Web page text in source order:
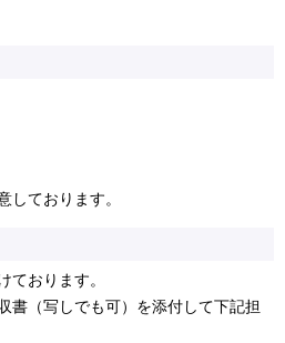
しております。
ております。
書（写しでも可）を添付して下記担